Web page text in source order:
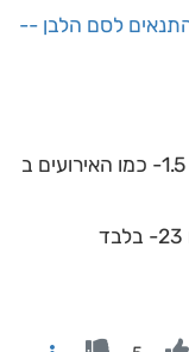
לסם הלבן --
בדרך כלל מספיק 2- והיו אירועי שלג עם 1.5- כמו האירועים ב